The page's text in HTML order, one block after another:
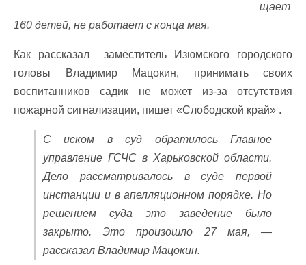
щает
160 детей, не работает с конца мая.
Как рассказал заместитель Изюмского городского
головы Владимир Мацокин, принимать своих
воспитанников садик не может из-за отсутствия
пожарной сигнализации, пишет «Слободской край» .
С иском в суд обратилось Главное
управление ГСЧС в Харьковской области.
Дело рассматривалось в суде первой
инстанции и в апелляционном порядке. Но
решением суда это заведение было
закрыто. Это произошло 27 мая, —
рассказал Владимир Мацокин.